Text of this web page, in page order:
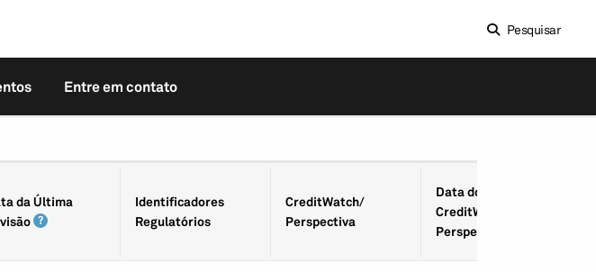
Pesquisar
Entre em contato
da Última
Identifica­dores
Regulatórios
CreditWatch/
Perspectiva
Data do
CreditWatch/
Perspectiva